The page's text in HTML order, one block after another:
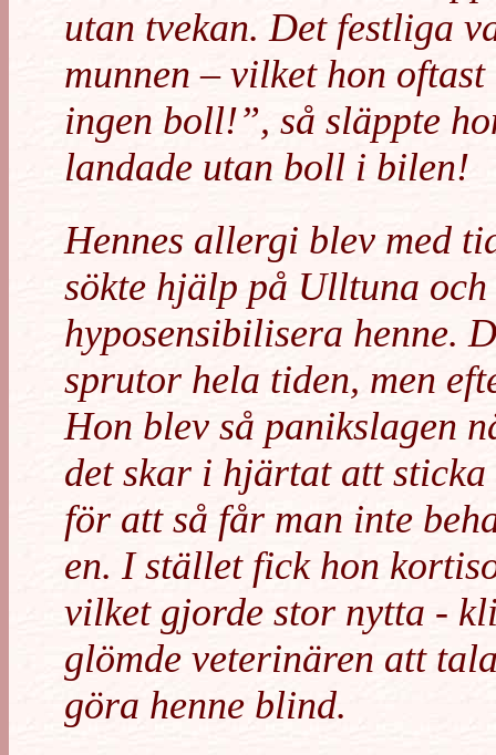
utan tvekan. Det festliga
munnen – vilket hon
ingen boll!”, så släppte
landade utan boll i bilen!
Hennes allergi blev med
sökte hjälp på Ulltuna
hyposensibilisera henne.
sprutor hela tiden, men
Hon blev så panikslagen
det skar i hjärtat att sticka
för att så får man inte
en. I stället fick hon
vilket gjorde stor nytta -
glömde veterinären att
göra henne blind.